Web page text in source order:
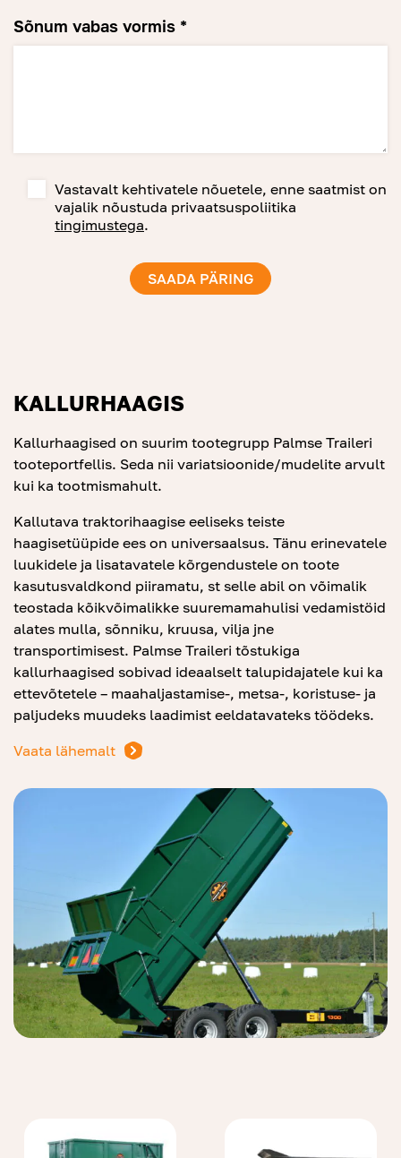
Sõnum vabas vormis *
Vastavalt kehtivatele nõuetele, enne saatmist on
vajalik nõustuda privaatsuspoliitika
tingimustega.
KALLURHAAGIS
Kallurhaagised on suurim tootegrupp Palmse Traileri
tooteportfellis. Seda nii variatsioonide/mudelite arvult
kui ka tootmismahult.
Kallutava traktorihaagise eeliseks teiste
haagisetüüpide ees on universaalsus. Tänu erinevatele
luukidele ja lisatavatele kõrgendustele on toote
kasutusvaldkond piiramatu, st selle abil on võimalik
teostada kõikvõimalikke suuremamahulisi vedamistöid
alates mulla, sõnniku, kruusa, vilja jne
transportimisest. Palmse Traileri tõstukiga
kallurhaagised sobivad ideaalselt talupidajatele kui ka
ettevõtetele – maahaljastamise-, metsa-, koristuse- ja
paljudeks muudeks laadimist eeldatavateks töödeks.
Vaata lähemalt